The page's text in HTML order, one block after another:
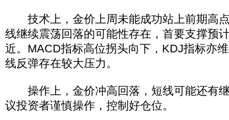
技术上，金价上周未能成功站上前期高
线继续震荡回落的可能性存在，首要支撑预
近。MACD指标高位拐头向下，KDJ指标亦
线反弹存在较大压力。
操作上，金价冲高回落，短线可能还有
议投资者谨慎操作，控制好仓位。